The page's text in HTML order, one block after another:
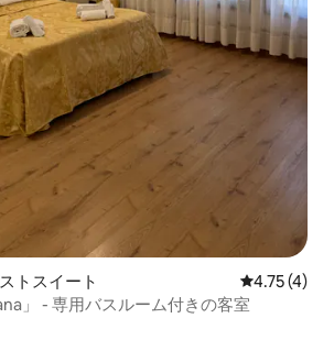
トスイート レビュー4
4.75 (4)
」 - 専用バスルーム付きの客室